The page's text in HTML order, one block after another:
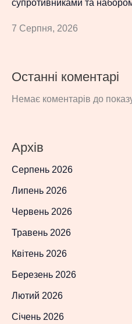
супротивниками та
7 Серпня, 2026
Останні коментарі
Немає коментарів до
Архів
Серпень 2026
Липень 2026
Червень 2026
Травень 2026
Квітень 2026
Березень 2026
Лютий 2026
Січень 2026